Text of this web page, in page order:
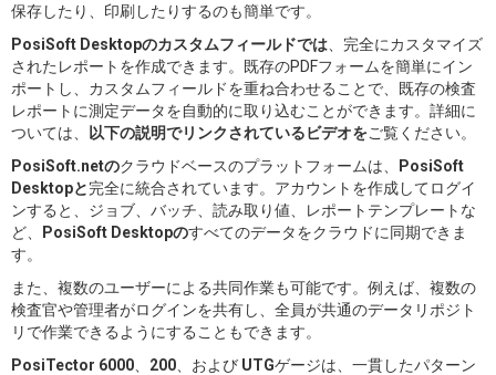
保存したり、印刷したりするのも簡単です。
PosiSoft Desktopのカスタムフィールドでは 、完全にカスタマイズ
されたレポートを作成できます。既存のPDFフォームを簡単にイン
ポートし、カスタムフィールドを重ね合わせることで、既存の検査
レポートに測定データを自動的に取り込むことができます。詳細に
ついては、 以下の説明でリンクされているビデオをご覧ください。
PosiSoft.netのクラウドベースのプラットフォームは、 PosiSoft
Desktopと完全に統合されています。アカウントを作成してログイ
ンすると、ジョブ、バッチ、読み取り値、レポートテンプレートな
ど、 PosiSoft Desktopのすべてのデータをクラウドに同期できま
す。
また、複数のユーザーによる共同作業も可能です。例えば、複数の
検査官や管理者がログインを共有し、全員が共通のデータリポジト
リで作業できるようにすることもできます。
PosiTector 6000
200 、および UTGゲージは、一貫したパターン